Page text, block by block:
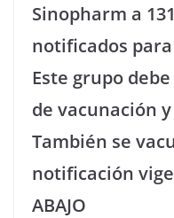
Sinopharm a
notificados
Este grupo
de vacunación
También se
notificación
ABAJO